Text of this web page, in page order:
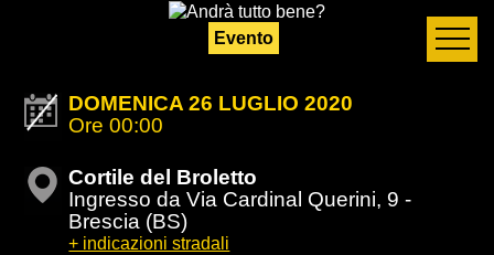
Evento
DOMENICA 26 LUGLIO 2020
Ore 00:00
Cortile del Broletto
Ingresso da Via Cardinal Querini, 9 -
Brescia (BS)
+ indicazioni stradali